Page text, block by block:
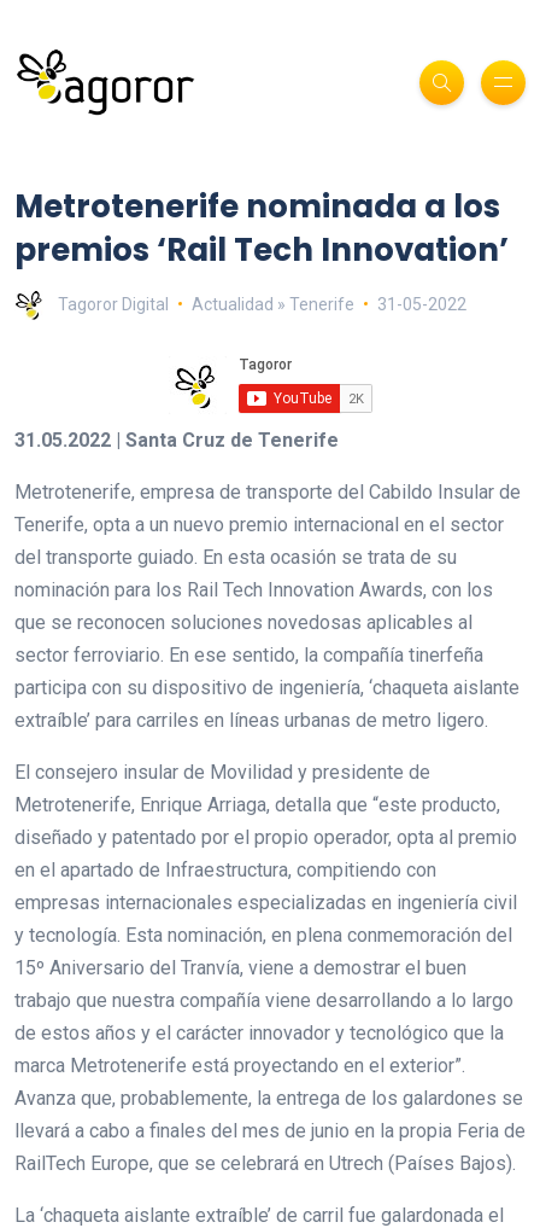
Metrotenerife nominada a los
premios ‘Rail Tech Innovation’
Tagoror Digital Actualidad » Tenerife 31-05-2022
31.05.2022 | Santa Cruz de Tenerife
Metrotenerife, empresa de transporte del Cabildo Insular de
Tenerife, opta a un nuevo premio internacional en el sector
del transporte guiado. En esta ocasión se trata de su
nominación para los Rail Tech Innovation Awards, con los
que se reconocen soluciones novedosas aplicables al
sector ferroviario. En ese sentido, la compañía tinerfeña
participa con su dispositivo de ingeniería, ‘chaqueta aislante
extraíble’ para carriles en líneas urbanas de metro ligero.
El consejero insular de Movilidad y presidente de
Metrotenerife, Enrique Arriaga, detalla que “este producto,
diseñado y patentado por el propio operador, opta al premio
en el apartado de Infraestructura, compitiendo con
empresas internacionales especializadas en ingeniería civil
y tecnología. Esta nominación, en plena conmemoración del
15º Aniversario del Tranvía, viene a demostrar el buen
trabajo que nuestra compañía viene desarrollando a lo largo
de estos años y el carácter innovador y tecnológico que la
marca Metrotenerife está proyectando en el exterior”.
Avanza que, probablemente, la entrega de los galardones se
llevará a cabo a finales del mes de junio en la propia Feria de
RailTech Europe, que se celebrará en Utrech (Países Bajos).
La ‘chaqueta aislante extraíble’ de carril fue galardonada el